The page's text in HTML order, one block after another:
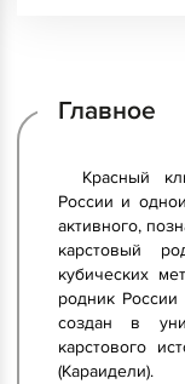
Главное
Красный
России и
активного,
карстовый
кубических
родник
создан в
карстового